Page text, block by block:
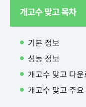
개고수 맞고 목차
기본 정보
성능 정보
개고수 맞고 다
개고수 맞고 주요